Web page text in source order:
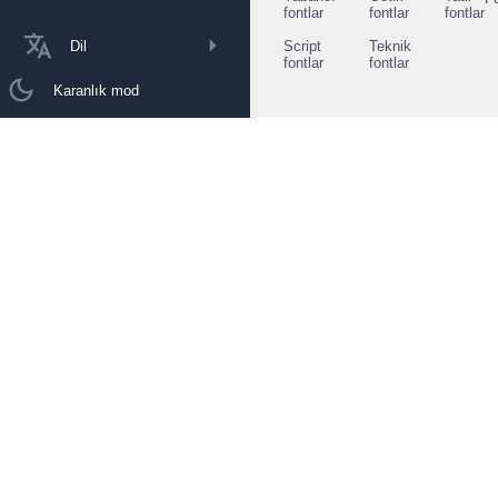
Dil
Karanlık mod
fontlar
fontlar
fontlar
Script
fontlar
Teknik
fontlar